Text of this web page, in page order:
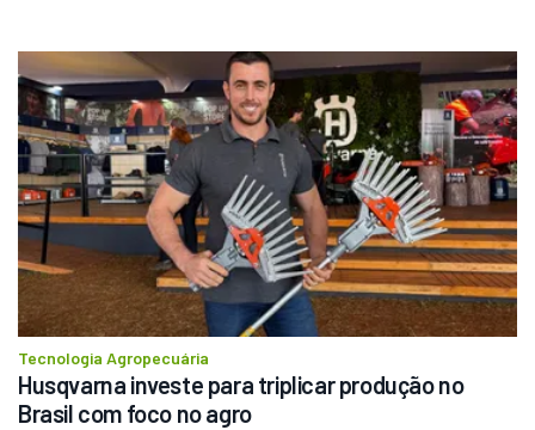
Tecnologia Agropecuária
Husqvarna investe para triplicar produção no
Brasil com foco no agro